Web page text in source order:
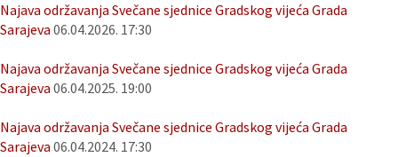
Najava održavanja Svečane sjednice Gradskog vijeća Grada
Sarajeva 06.04.2026. 17:30
Najava održavanja Svečane sjednice Gradskog vijeća Grada
Sarajeva 06.04.2025. 19:00
Najava održavanja Svečane sjednice Gradskog vijeća Grada
Sarajeva 06.04.2024. 17:30